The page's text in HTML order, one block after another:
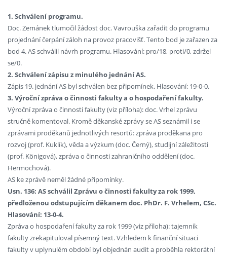
1. Schválení programu.
Doc. Zemánek tlumočil žádost doc. Vavrouška zařadit do programu
projednání čerpání záloh na provoz pracovišť. Tento bod je zařazen za
bod 4. AS schválil návrh programu. Hlasování: pro/18, proti/0, zdržel
se/0.
2. Schválení zápisu z minulého jednání AS.
Zápis 19. jednání AS byl schválen bez připomínek. Hlasování: 19-0-0.
3. Výroční zpráva o činnosti fakulty a o hospodaření fakulty.
Výroční zpráva o činnosti fakulty (viz příloha): doc. Vrhel zprávu
stručně komentoval. Kromě děkanské zprávy se AS seznámil i se
zprávami proděkanů jednotlivých resortů: zpráva proděkana pro
rozvoj (prof. Kuklík), věda a výzkum (doc. Černý), studijní záležitosti
(prof. Königová), zpráva o činnosti zahraničního oddělení (doc.
Hermochová).
AS ke zprávě neměl žádné připomínky.
Usn. 136: AS schválil Zprávu o činnosti fakulty za rok 1999,
předloženou odstupujícím děkanem doc. PhDr. F. Vrhelem, CSc.
Hlasování: 13-0-4.
Zpráva o hospodaření fakulty za rok 1999 (viz příloha): tajemník
fakulty zrekapituloval písemný text. Vzhledem k finanční situaci
fakulty v uplynulém období byl objednán audit a proběhla rektorátní